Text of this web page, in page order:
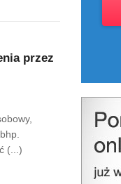
przez
(...)